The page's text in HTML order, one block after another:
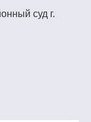
суд г.